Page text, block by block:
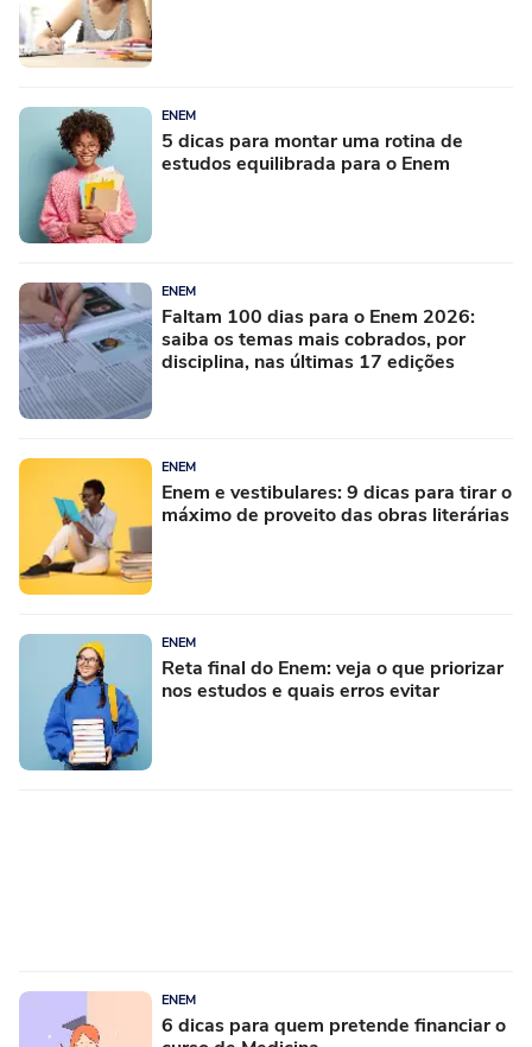
ENEM
5 dicas para montar uma rotina de
estudos equilibrada para o Enem
ENEM
Faltam 100 dias para o Enem 2026:
saiba os temas mais cobrados, por
disciplina, nas últimas 17 edições
ENEM
Enem e vestibulares: 9 dicas para tirar o
máximo de proveito das obras literárias
ENEM
Reta final do Enem: veja o que priorizar
nos estudos e quais erros evitar
ENEM
6 dicas para quem pretende financiar o